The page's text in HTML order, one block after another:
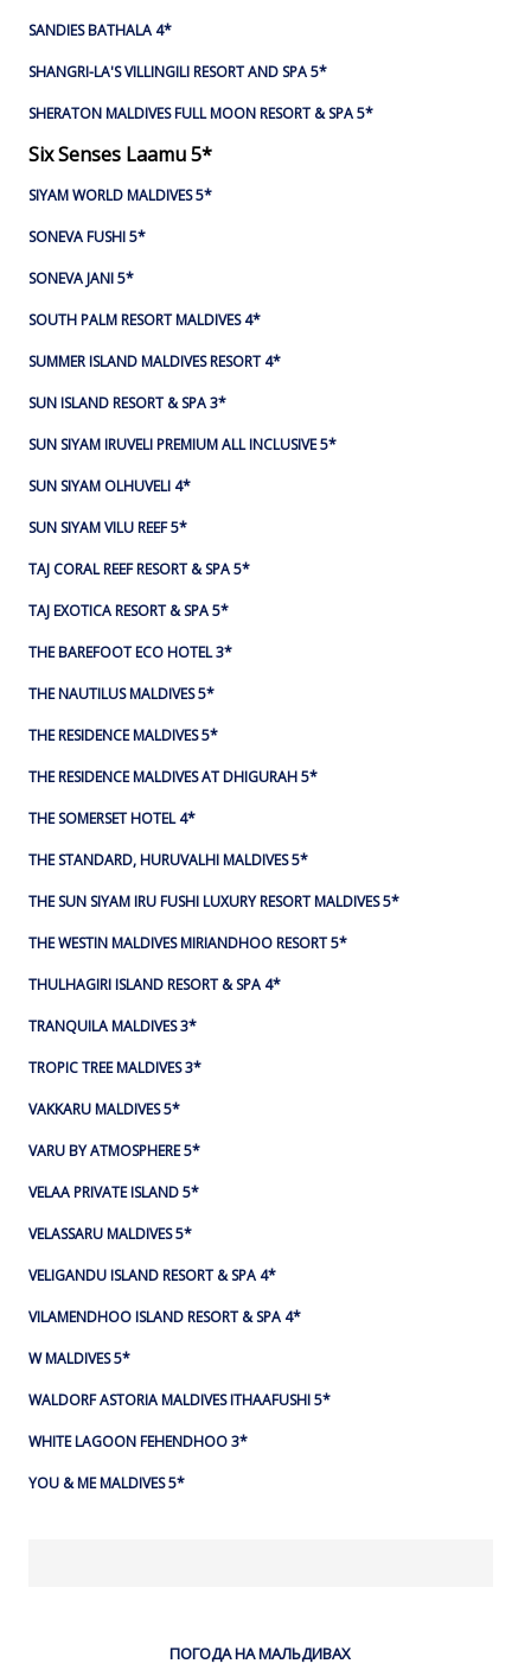
SANDIES BATHALA 4*
SHANGRI-LA'S VILLINGILI RESORT AND SPA 5*
SHERATON MALDIVES FULL MOON RESORT & SPA 5*
Six Senses Laamu 5*
SIYAM WORLD MALDIVES 5*
SONEVA FUSHI 5*
SONEVA JANI 5*
SOUTH PALM RESORT MALDIVES 4*
SUMMER ISLAND MALDIVES RESORT 4*
SUN ISLAND RESORT & SPA 3*
SUN SIYAM IRUVELI PREMIUM ALL INCLUSIVE 5*
SUN SIYAM OLHUVELI 4*
SUN SIYAM VILU REEF 5*
TAJ CORAL REEF RESORT & SPA 5*
TAJ EXOTICA RESORT & SPA 5*
THE BAREFOOT ECO HOTEL 3*
THE NAUTILUS MALDIVES 5*
THE RESIDENCE MALDIVES 5*
THE RESIDENCE MALDIVES AT DHIGURAH 5*
THE SOMERSET HOTEL 4*
THE STANDARD, HURUVALHI MALDIVES 5*
THE SUN SIYAM IRU FUSHI LUXURY RESORT MALDIVES 5*
THE WESTIN MALDIVES MIRIANDHOO RESORT 5*
THULHAGIRI ISLAND RESORT & SPA 4*
TRANQUILA MALDIVES 3*
TROPIC TREE MALDIVES 3*
VAKKARU MALDIVES 5*
VARU BY ATMOSPHERE 5*
VELAA PRIVATE ISLAND 5*
VELASSARU MALDIVES 5*
VELIGANDU ISLAND RESORT & SPA 4*
VILAMENDHOO ISLAND RESORT & SPA 4*
W MALDIVES 5*
WALDORF ASTORIA MALDIVES ITHAAFUSHI 5*
WHITE LAGOON FEHENDHOO 3*
YOU & ME MALDIVES 5*
ПОГОДА НА МАЛЬДИВАХ